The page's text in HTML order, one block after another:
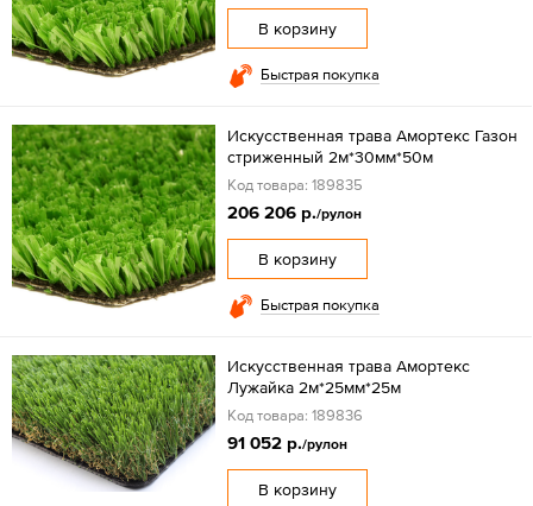
В корзину
Быстрая покупка
Искусственная трава Амортекс Газон
стриженный 2м*30мм*50м
Код товара: 189835
206 206 р./рулон
В корзину
Быстрая покупка
Искусственная трава Амортекс
Лужайка 2м*25мм*25м
Код товара: 189836
91 052 р./рулон
В корзину